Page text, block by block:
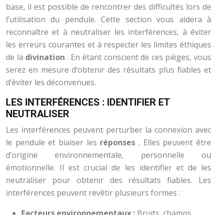
base, il est possible de rencontrer des difficultés lors de
l’utilisation du pendule. Cette section vous aidera à
reconnaître et à neutraliser les interférences, à éviter
les erreurs courantes et à respecter les limites éthiques
de la divination . En étant conscient de ces pièges, vous
serez en mesure d’obtenir des résultats plus fiables et
d’éviter les déconvenues.
LES INTERFÉRENCES : IDENTIFIER ET
NEUTRALISER
Les interférences peuvent perturber la connexion avec
le pendule et biaiser les réponses. Elles peuvent être
d’origine environnementale, personnelle ou
émotionnelle. Il est crucial de les identifier et de les
neutraliser pour obtenir des résultats fiables. Les
interférences peuvent revêtir plusieurs formes :